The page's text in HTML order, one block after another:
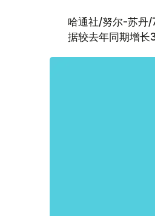
哈通社/努尔-苏丹/
据较去年同期增长